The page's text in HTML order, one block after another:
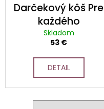
Darčekový kôš Pre
každého
Skladom
53 €
DETAIL